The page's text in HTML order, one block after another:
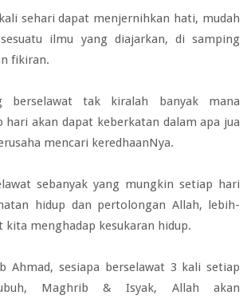
sehari dapat menjernihkan hati, mudah
sesuatu ilmu yang diajarkan, di samping
fikiran.
berselawat tak kiralah banyak mana
hariakan dapat keberkatan dalam apa jua
mencari keredhaanNya.
sebanyak yang mungkin setiap hari
hidup dan pertolongan Allah, lebih-
kita menghadap kesukaran hidup.
Ahmad, sesiapa berselawat 3 kali setiap
Maghrib & Isyak, Allah akan